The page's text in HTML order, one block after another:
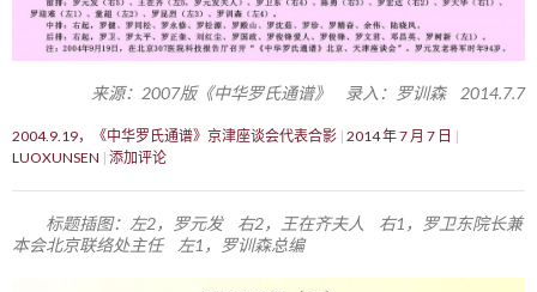
来源：2007版《中华罗氏通谱》 录入：罗训森 2014.7.7
2004.9.19，《中华罗氏通谱》京津座谈会代表合影 2014 年 7 月 7 日
LUOXUNSEN 添加评论
标题插图：左2，罗元发 右2，王在齐夫人 右1，罗卫东院长兼
本会北京联络处主任 左1，罗训森总编